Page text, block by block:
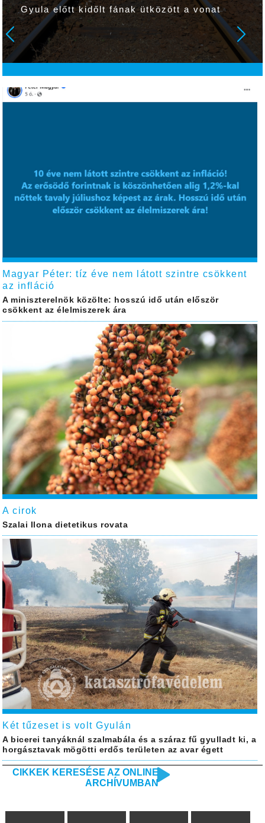
Gyula előtt kidőlt fának ütközött a vonat
Magyar Péter: tíz éve nem látott szintre csökkent
az infláció
A miniszterelnök közölte: hosszú idő után először
csökkent az élelmiszerek ára
A cirok
Szalai Ilona dietetikus rovata
Két tűzeset is volt Gyulán
A bicerei tanyáknál szalmabála és a száraz fű gyulladt ki, a
horgásztavak mögötti erdős területen az avar égett
CIKKEK KERESÉSE AZ ONLINE
ARCHÍVUMBAN